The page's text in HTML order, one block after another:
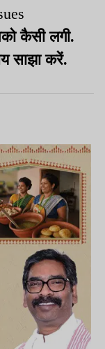
कैसी लगी.
साझा करें.